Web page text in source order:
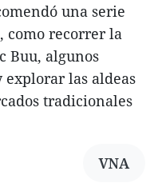
una serie
como recorrer la
Buu, algunos
explorar las aldeas
tradicionales
VNA